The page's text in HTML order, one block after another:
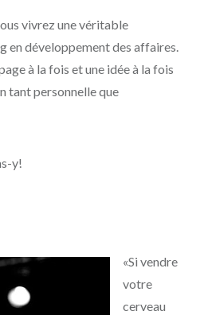
vivrez une véritable
en développement des affaires.
à la fois et une idée à la fois
tant personnelle que
y!
«Si vendre
votre
cerveau